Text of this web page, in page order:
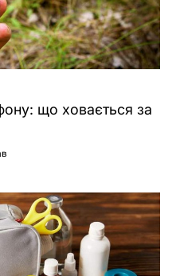
що ховається за